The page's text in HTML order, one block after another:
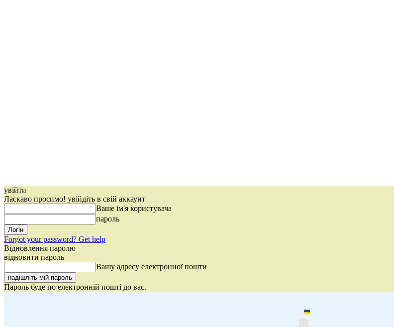
увійти
Ласкаво просимо! увійдіть в свій аккаунт
Ваше ім'я користувача
пароль
Forgot your password? Get help
Відновлення паролю
відновити пароль
Вашу адресу електронної пошти
Пароль буде по електронній пошті до вас.